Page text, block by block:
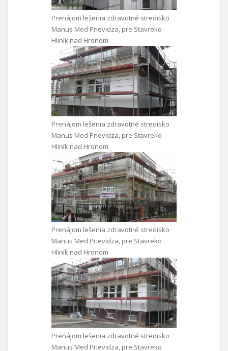
Prenájom lešenia zdravotné stredisko
Manus Med Prievidza, pre Stavreko
Hliník nad Hronom
Prenájom lešenia zdravotné stredisko
Manus Med Prievidza, pre Stavreko
Hliník nad Hronom
Prenájom lešenia zdravotné stredisko
Manus Med Prievidza, pre Stavreko
Hliník nad Hronom
Prenájom lešenia zdravotné stredisko
Manus Med Prievidza, pre Stavreko